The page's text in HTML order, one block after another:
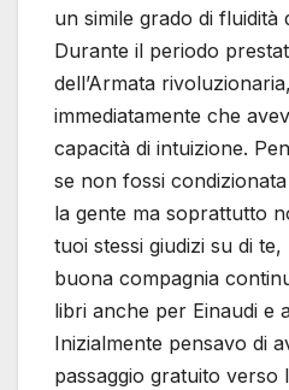
un simile grado di fluidità
Durante il periodo
dell’Armata
immediatamente che
capacità di intuizione.
se non fossi
la gente ma soprattutto
tuoi stessi giudizi su di
buona compagnia
libri anche per Einaudi e
Inizialmente pensavo di
passaggio gratuito verso